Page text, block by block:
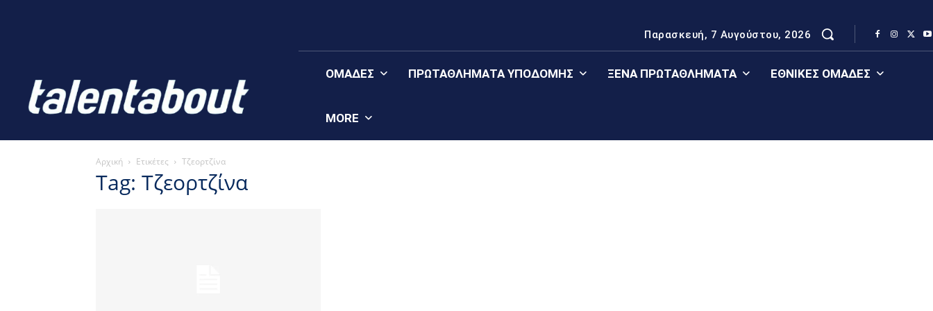
Παρασκευή, 7 Αυγούστου, 2026
ΟΜΆΔΕΣ ΠΡΩΤΑΘΛΉΜΑΤΑ YΠΟΔΟΜΉΣ ΞΈΝΑ ΠΡΩΤΑΘΛΉΜΑΤΑ ΕΘΝΙΚΈΣ ΟΜΆΔΕΣ
MORE
Αρχική Ετικέτες Τζεορτζίνα
Tag: Τζεορτζίνα